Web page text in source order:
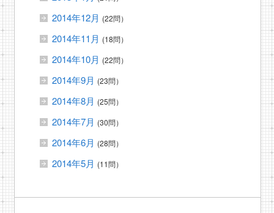
2014年12月 (22問）
2014年11月 (18問）
2014年10月 (22問）
2014年9月 (23問）
2014年8月 (25問）
2014年7月 (30問）
2014年6月 (28問）
2014年5月 (11問）